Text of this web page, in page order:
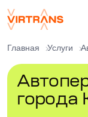
Главная Услуги
города